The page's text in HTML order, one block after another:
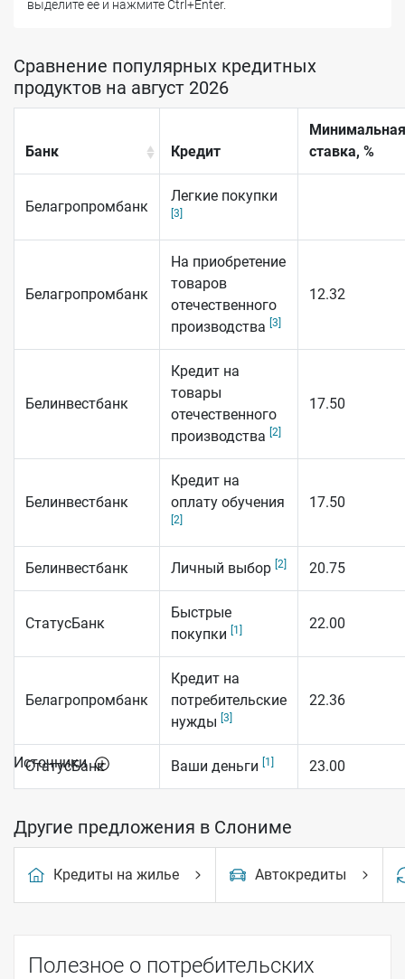
выделите ее и нажмите Ctrl+Enter.
Сравнение популярных кредитных
продуктов на август 2026
Банк Кредит
Минимальная
ставка, %
Белагропромбанк
Легкие покупки
[3]
Белагропромбанк
На приобретение
товаров
отечественного
производства [3]
12.32
Белинвестбанк
Кредит на
товары
отечественного
производства [2]
17.50
Белинвестбанк
Кредит на
оплату обучения
[2]
17.50
Белинвестбанк Личный выбор [2] 20.75
СтатусБанк
Быстрые
покупки
[1] 22.00
Белагропромбанк
Кредит на
потребительские
нужды [3]
22.36
СтатусБанк Ваши деньги [1] 23.00
Источники
Другие предложения в Слониме
Кредиты на жилье Автокредиты
Полезное о потребительских